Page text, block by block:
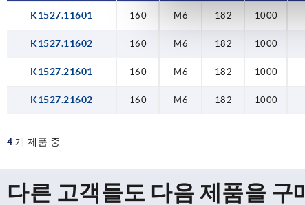
K1527.11601 160 M6 182 1000
K1527.11602 160 M6 182 1000
K1527.21601 160 M6 182 1000
K1527.21602 160 M6 182 1000
4 개 제품 중
다른 고객들도 다음 제품을 구